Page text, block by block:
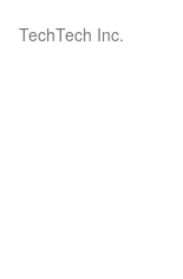
TechTech Inc.